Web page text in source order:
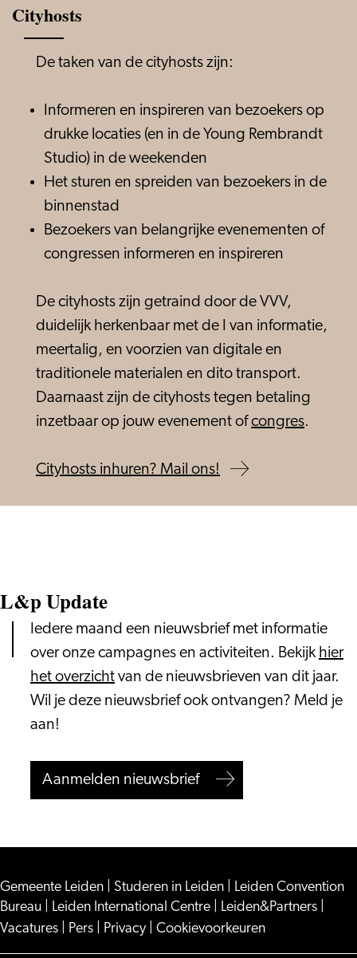
Cityhosts
De taken van de cityhosts zijn:
Informeren en inspireren van bezoekers op
drukke locaties (en in de Young Rembrandt
Studio) in de weekenden
​Het sturen en spreiden van bezoekers in de
binnenstad
​Bezoekers van belangrijke evenementen of
congressen informeren en inspireren
De cityhosts zijn getraind door de VVV,
duidelijk herkenbaar met de I van informatie,
meertalig, en voorzien van digitale en
traditionele materialen en dito transport.
Daarnaast zijn de cityhosts tegen betaling
inzetbaar op jouw evenement ofcongres.
Cityhosts inhuren? Mail ons!
L&p Update
Iedere maand een nieuwsbrief met informatie
over onze campagnes en activiteiten. Bekijk hier
het overzicht van de nieuwsbrieven van dit jaar.
Wil je deze nieuwsbrief ook ontvangen? Meld je
aan!
Aanmelden nieuwsbrief
Gemeente Leiden Studeren in Leiden
Leiden Convention
Bureau
Leiden International Centre Leiden&Partners
Vacatures
Pers Privacy Cookievoorkeuren